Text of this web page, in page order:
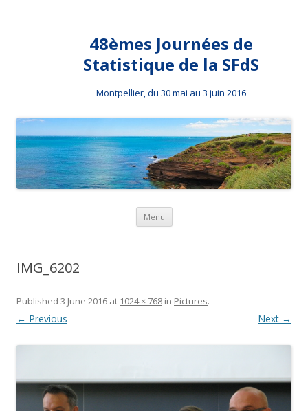
48èmes Journées de
Statistique de la SFdS
Montpellier, du 30 mai au 3 juin 2016
Menu Skip to content
IMG_6202
Published 3 June 2016 at 1024 × 768 in Pictures.
← Previous Next →